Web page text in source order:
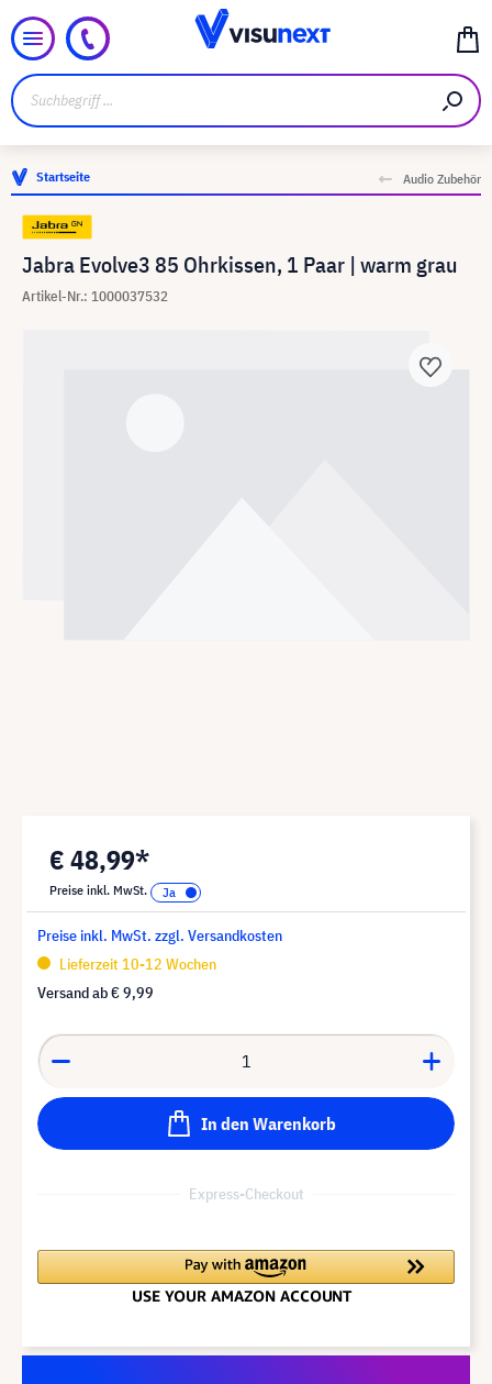
Startseite Audio Zubehör
Jabra Evolve3 85 Ohrkissen, 1 Paar | warm grau
Artikel-Nr.: 1000037532
€ 48,99*
Preise inkl. MwSt.
Preise inkl. MwSt. zzgl. Versandkosten
Lieferzeit 10-12 Wochen
Versand ab€ 9,99
In den Warenkorb
Express-Checkout